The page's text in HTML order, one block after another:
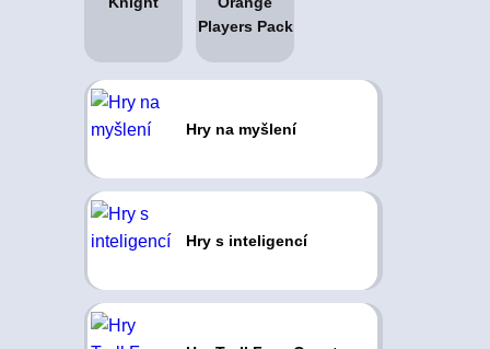
Hry na myšlení
Hry s inteligencí